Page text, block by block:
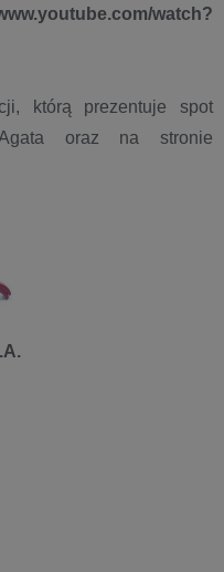
watch?
którą prezentuje spot
oraz na stronie